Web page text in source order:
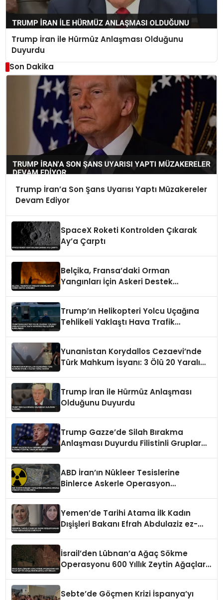
Trump İran ile Hürmüz Anlaşması Olduğunu
Duyurdu
Son Dakika
Trump İran’a Son Şans Uyarısı Yaptı Müzakereler
Devam Ediyor
SpaceX Roketi Kontrolden Çıkarak
Ay’a Çarptı
Belçika, Fransa’daki Orman
Yangınları İçin Askeri Destek
Trump’ın Helikopteri Yolcu Uçağına
Tehlikeli Yaklaştı Hava Trafik
Yunanistan Korydallos Cezaevi’nde
Türk Mahkum İsyanı: 3 Ölü 20 Yaralı
Trump İran ile Hürmüz Anlaşması
Olduğunu Duyurdu
Trump Gazze’de Silah Bırakma
Anlaşması Duyurdu Filistinli Gruplar
ABD İran’ın Nükleer Tesislerine
Binlerce Askerle Operasyon
Yemen’de Tarihi Atama İlk Kadın
Dışişleri Bakanı Efrah Abdulaziz ez-
İsrail’den Lübnan’a Ağaç Sökme
Operasyonu 600 Yıllık Zeytin Ağaçları
Sebte’de Göçmen Krizi İspanya’yı